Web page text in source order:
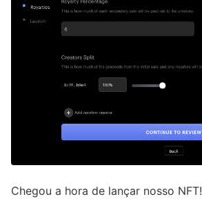
Chegou a hora de lançar nosso NFT!